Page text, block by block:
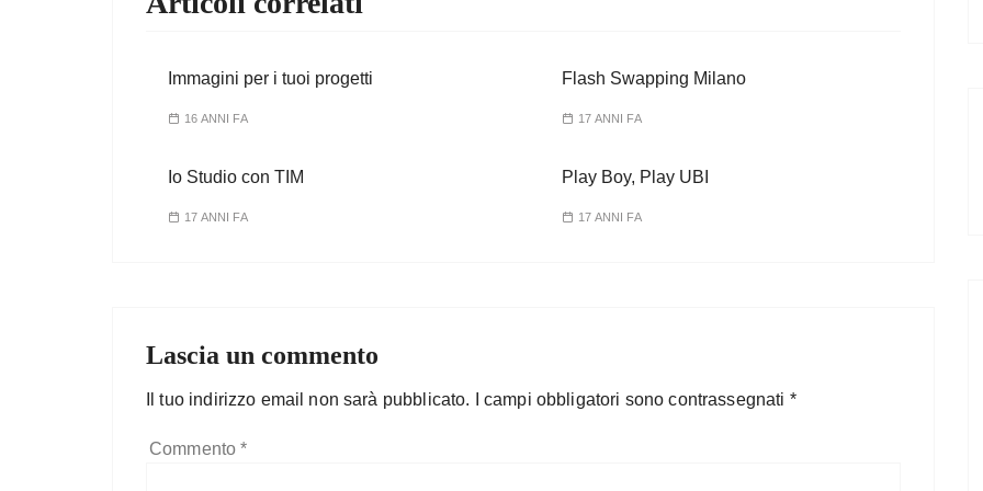
Immagini per i tuoi progetti
16 ANNI FA
Flash Swapping Milano
17 ANNI FA
Io Studio con TIM
17 ANNI FA
Play Boy, Play UBI
17 ANNI FA
Lascia un commento
Il tuo indirizzo email non sarà pubblicato. I campi obbligatori sono contrassegnati *
Commento*